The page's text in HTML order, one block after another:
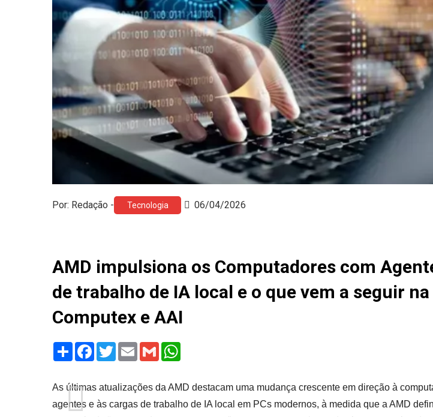
Por: Redação - Tecnologia 06/04/2026
AMD impulsiona os Computadores com
de trabalho de IA local e o que vem a seguir na
Computex e AAI
Share Facebook
TwitterEmail Gmail
As últimas atualizações da AMD destacam uma mudança crescente em direção à
agentes e às cargas de trabalho de IA local em PCs modernos, à medida que a AMD